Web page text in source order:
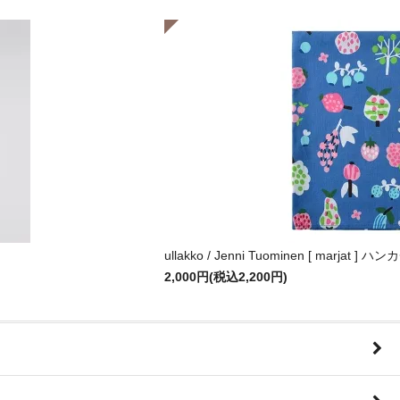
ullakko / Jenni Tuominen [ marjat ] ハン
2,000円(税込2,200円)